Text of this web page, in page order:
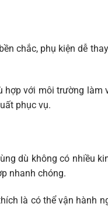
chắc, phụ kiện dễ
với môi trường làm
phục vụ.
dù không có nhiều
nhanh chóng.
là có thể vận hành